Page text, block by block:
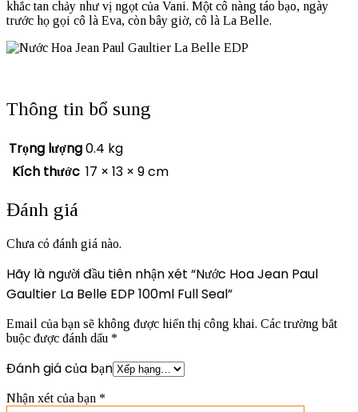
khắc tan chảy như vị ngọt của Vani. Một cô nàng táo bạo, ngày
trước họ gọi cô là Eva, còn bây giờ, cô là La Belle.
Thông tin bổ sung
Trọng lượng0.4 kg
Kích thước 17 × 13 × 9 cm
Đánh giá
Chưa có đánh giá nào.
Hãy là người đầu tiên nhận xét “Nước Hoa Jean Paul
Gaultier La Belle EDP 100ml Full Seal”
Email của bạn sẽ không được hiển thị công khai. Các trường bắt
buộc được đánh dấu *
Đánh giá của bạn
Nhận xét của bạn *